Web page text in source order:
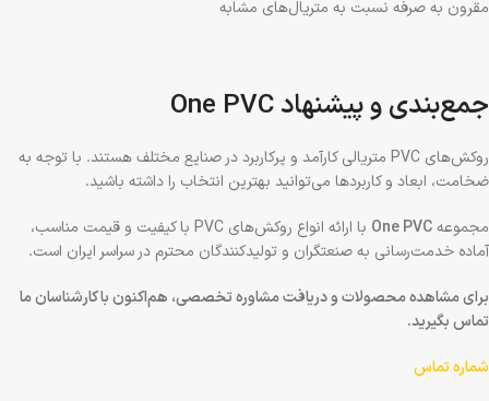
مقرون به صرفه نسبت به متریال‌های مشابه
جمع‌بندی و پیشنهاد One PVC
روکش‌های PVC متریالی کارآمد و پرکاربرد در صنایع مختلف هستند. با توجه به
ضخامت، ابعاد و کاربردها می‌توانید بهترین انتخاب را داشته باشید.
مجموعهOne PVC
با ارائه انواع روکش‌های PVC با کیفیت و قیمت مناسب،
آماده خدمت‌رسانی به صنعتگران و تولیدکنندگان محترم در سراسر ایران است.
برای مشاهده محصولات و دریافت مشاوره تخصصی، هم‌اکنون با کارشناسان ما
تماس بگیرید.
شماره تماس